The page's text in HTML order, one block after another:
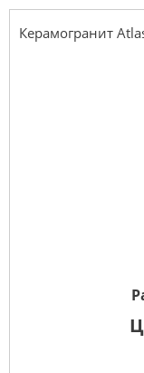
Керамогранит